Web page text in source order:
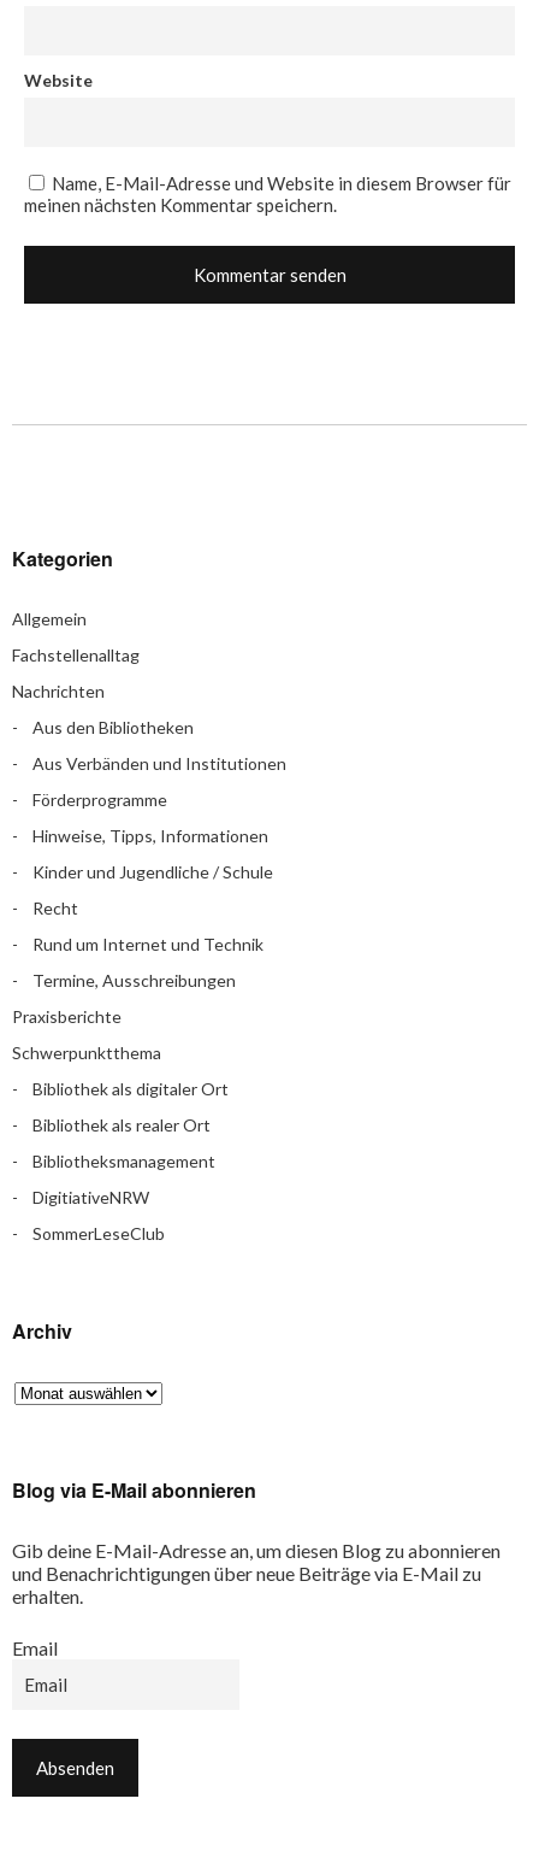
Website
Name, E-Mail-Adresse und Website in diesem Browser für
meinen nächsten Kommentar speichern.
Kategorien
Allgemein
Fachstellenalltag
Nachrichten
Aus den Bibliotheken
Aus Verbänden und Institutionen
Förderprogramme
Hinweise, Tipps, Informationen
Kinder und Jugendliche / Schule
Recht
Rund um Internet und Technik
Termine, Ausschreibungen
Praxisberichte
Schwerpunktthema
Bibliothek als digitaler Ort
Bibliothek als realer Ort
Bibliotheksmanagement
DigitiativeNRW
SommerLeseClub
Archiv
Blog via E-Mail abonnieren
Gib deine E-Mail-Adresse an, um diesen Blog zu abonnieren
und Benachrichtigungen über neue Beiträge via E-Mail zu
erhalten.
Email